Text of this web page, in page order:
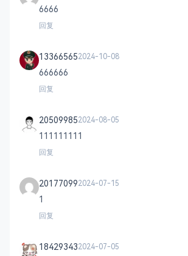
6666
回复
133665652024-10-08
666666
回复
205099852024-08-05
111111111
回复
201770992024-07-15
1
回复
184293432024-07-05